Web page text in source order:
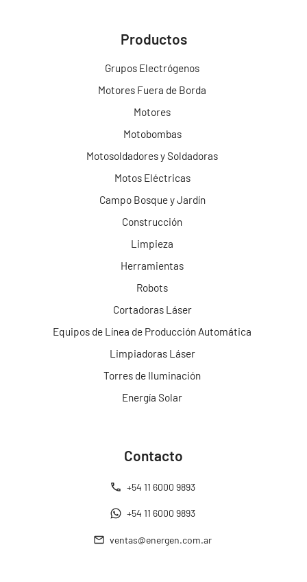
Productos
Grupos Electrógenos
Motores Fuera de Borda
Motores
Motobombas
Motosoldadores y Soldadoras
Motos Eléctricas
Campo Bosque y Jardín
Construcción
Limpieza
Herramientas
Robots
Cortadoras Láser
Equipos de Línea de Producción Automática
Limpiadoras Láser
Torres de Iluminación
Energía Solar
Contacto
+54 11 6000 9893
+54 11 6000 9893
ventas@energen.com.ar